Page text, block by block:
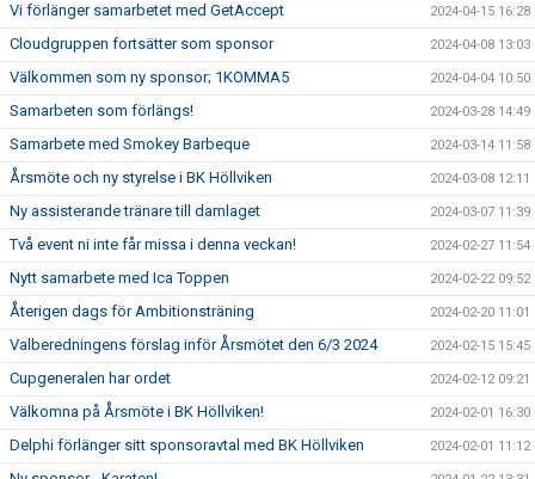
Vi förlänger samarbetet med GetAccept 2024-04-15 16:28
Cloudgruppen fortsätter som sponsor 2024-04-08 13:03
Välkommen som ny sponsor; 1KOMMA5 2024-04-04 10:50
Samarbeten som förlängs! 2024-03-28 14:49
Samarbete med Smokey Barbeque 2024-03-14 11:58
Årsmöte och ny styrelse i BK Höllviken 2024-03-08 12:11
Ny assisterande tränare till damlaget 2024-03-07 11:39
Två event ni inte får missa i denna veckan! 2024-02-27 11:54
Nytt samarbete med Ica Toppen 2024-02-22 09:52
Återigen dags för Ambitionsträning 2024-02-20 11:01
Valberedningens förslag inför Årsmötet den 6/3 2024 2024-02-15 15:45
Cupgeneralen har ordet 2024-02-12 09:21
Välkomna på Årsmöte i BK Höllviken! 2024-02-01 16:30
Delphi förlänger sitt sponsoravtal med BK Höllviken 2024-02-01 11:12